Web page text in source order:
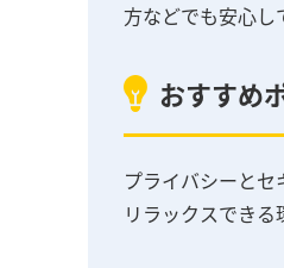
方などでも安心し
おすすめ
プライバシーと
リラックスできる